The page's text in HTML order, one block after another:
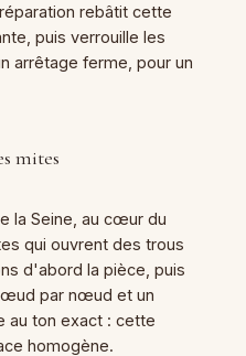
rebâtit cette
puis verrouille les
arrêtage ferme, pour un
mites
la Seine, au cœur du
qui ouvrent des trous
d'abord la pièce, puis
par nœud et un
au ton exact : cette
homogène.